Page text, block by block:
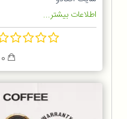
اطلاعات بیشتر...